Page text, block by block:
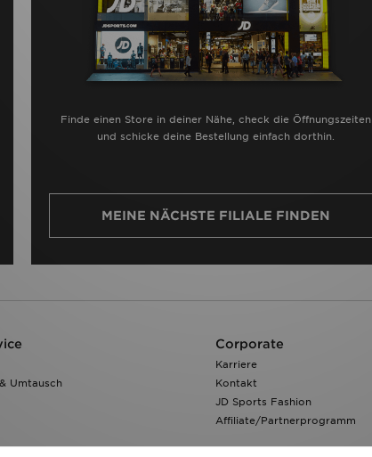
Finde einen Store in deiner Nähe, check die Öffnungszeiten
und schicke deine Bestellung einfach dorthin.
MEINE NÄCHSTE FILIALE FINDEN
Umtausch
Corporate
Karriere
Kontakt
JD Sports Fashion
Affiliate/Partnerprogramm